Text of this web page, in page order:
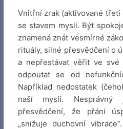
Vnitřní zrak (aktivované
se stavem mysli. Být
znamená znát vesmírné
rituály, silné přesvědčení o
a nepřestávat věřit ve své
odpoutat se od
Například nedostatek
naší mysli.
přesvědčení, že přání
„snižuje duchovní